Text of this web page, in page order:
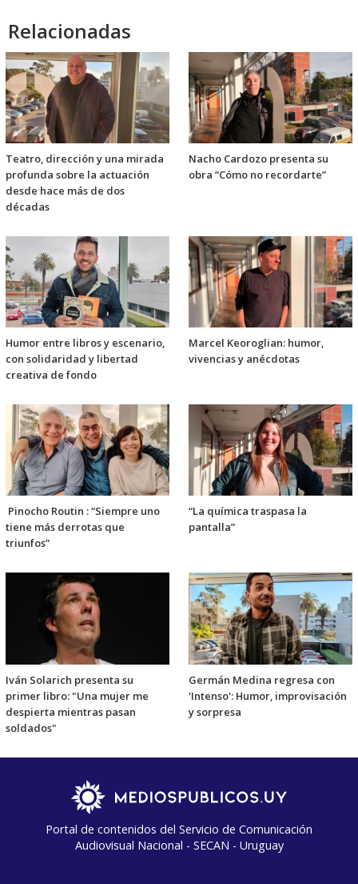
Relacionadas
Teatro, dirección y una mirada
profunda sobre la actuación
desde hace más de dos
décadas
Nacho Cardozo presenta su
obra “Cómo no recordarte”
Humor entre libros y escenario,
con solidaridad y libertad
creativa de fondo
Marcel Keoroglian: humor,
vivencias y anécdotas
Pinocho Routin : “Siempre uno
tiene más derrotas que
triunfos”
“La química traspasa la
pantalla”
Iván Solarich presenta su
primer libro: "Una mujer me
despierta mientras pasan
soldados"
Germán Medina regresa con
'Intenso': Humor, improvisación
y sorpresa
Portal de contenidos del Servicio de Comunicación
Audiovisual Nacional - SECAN - Uruguay